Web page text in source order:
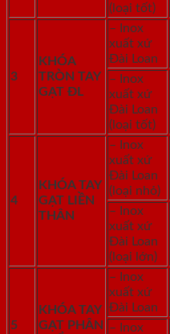
(loại tốt)
3
KHÓA
TRÒN TAY
GẠT ĐL
– Inox
xuất xứ
Đài Loan
– Inox
xuất xứ
Đài Loan
(loại tốt)
4
KHÓA TAY
GẠT LIỀN
THÂN
– Inox
xuất xứ
Đài Loan
(loại nhỏ)
– Inox
xuất xứ
Đài Loan
(loại lớn)
5
KHÓA TAY
GẠT PHÂN
– Inox
xuất xứ
Đài Loan
– Inox